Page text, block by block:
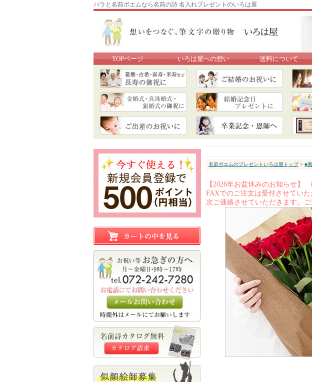
バラと名前ポエムなら名前の詩 名入れプレゼントのいろは屋
TOPページ いろは屋への想い 送料について
名前ポエムのプレゼントいろは屋トップ> ■
【2026年お盆休みのお知らせ】
FAXでのご注文は受付させてい
次ご連絡させていただきます。